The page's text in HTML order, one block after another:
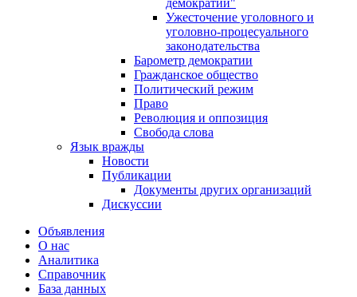
демократии"
Ужесточение уголовного и
уголовно-процесуального
законодательства
Барометр демократии
Гражданское общество
Политический режим
Право
Революция и оппозиция
Свобода слова
Язык вражды
Новости
Публикации
Документы других организаций
Дискуссии
Объявления
О нас
Аналитика
Справочник
База данных